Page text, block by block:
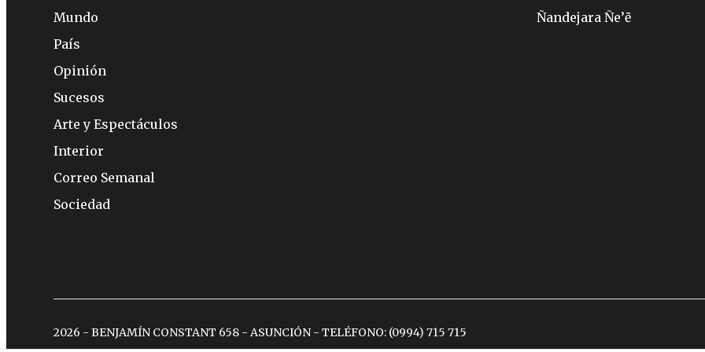
Mundo
País
Opinión
Sucesos
Arte y Espectáculos
Interior
Correo Semanal
Sociedad
Ñandejara Ñe’ẽ
2026 - BENJAMÍN CONSTANT 658 - ASUNCIÓN - TELÉFONO: (0994) 715 715